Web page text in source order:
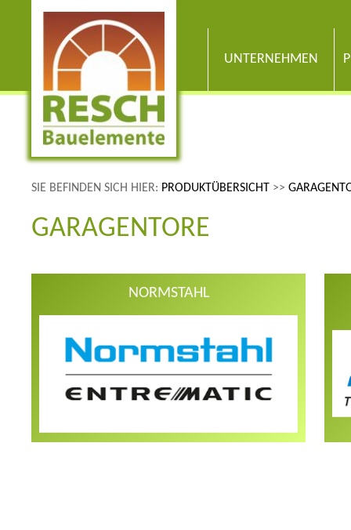
UNTERNEHMEN
SIE BEFINDEN SICH HIER: PRODUKTÜBERSICHT >>
GARAGENTORE
NORMSTAHL